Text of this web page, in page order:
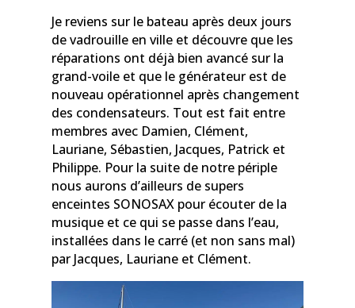
Je reviens sur le bateau après deux jours
de vadrouille en ville et découvre que les
réparations ont déjà bien avancé sur la
grand-voile et que le générateur est de
nouveau opérationnel après changement
des condensateurs. Tout est fait entre
membres avec Damien, Clément,
Lauriane, Sébastien, Jacques, Patrick et
Philippe. Pour la suite de notre périple
nous aurons d’ailleurs de supers
enceintes SONOSAX pour écouter de la
musique et ce qui se passe dans l’eau,
installées dans le carré (et non sans mal)
par Jacques, Lauriane et Clément.